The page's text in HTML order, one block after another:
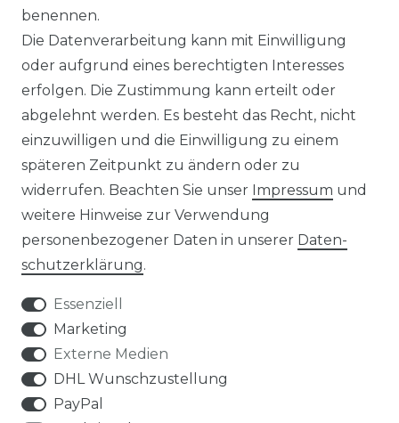
HERSTELLER
REFERENZEN
Widerrufs­recht
VERTRAG WIDERRUFEN
benennen.
Die Datenverarbeitung kann mit Einwilligung
oder aufgrund eines berechtigten Interesses
erfolgen. Die Zustimmung kann erteilt oder
abgelehnt werden. Es besteht das Recht, nicht
einzuwilligen und die Einwilligung zu einem
späteren Zeitpunkt zu ändern oder zu
widerrufen. Beachten Sie unser Impressum und
weitere Hinweise zur Verwendung
personenbezogener Daten in unserer Daten­
schutz­erklärung.
Essenziell
Marketing
Externe Medien
DHL Wunschzustellung
PayPal